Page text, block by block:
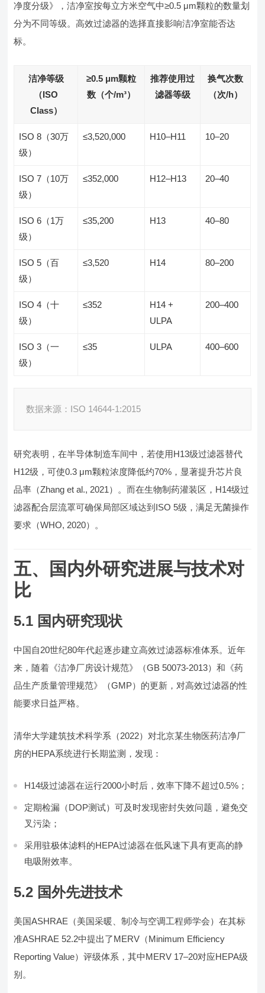
净度分级》，洁净室按每立方米空气中≥0.5 μm颗粒的数量划
分为不同等级。高效过滤器的选择直接影响洁净室能否达
标。
洁净等级
（ISO
Class）
≥0.5 μm颗粒
数（个/m³）
推荐使用过
滤器等级
换气次数
（次/h）
ISO 8（30万
级）
≤3,520,000 H10–H11 10–20
ISO 7（10万
级）
≤352,000 H12–H13 20–40
ISO 6（1万
级）
≤35,200 H13 40–80
ISO 5（百
级）
≤3,520 H14 80–200
ISO 4（十
级）
≤352
H14 +
ULPA
200–400
ISO 3（一
级）
≤35 ULPA 400–600
数据来源：ISO 14644-1:2015
研究表明，在半导体制造车间中，若使用H13级过滤器替代
H12级，可使0.3 μm颗粒浓度降低约70%，显著提升芯片良
品率（Zhang et al., 2021）。而在生物制药灌装区，H14级过
滤器配合层流罩可确保局部区域达到ISO 5级，满足无菌操作
要求（WHO, 2020）。
五、国内外研究进展与技术对
比
5.1 国内研究现状
中国自20世纪80年代起逐步建立高效过滤器标准体系。近年
来，随着《洁净厂房设计规范》（GB 50073-2013）和《药
品生产质量管理规范》（GMP）的更新，对高效过滤器的性
能要求日益严格。
清华大学建筑技术科学系（2022）对北京某生物医药洁净厂
房的HEPA系统进行长期监测，发现：
H14级过滤器在运行2000小时后，效率下降不超过0.5%；
定期检漏（DOP测试）可及时发现密封失效问题，避免交
叉污染；
采用驻极体滤料的HEPA过滤器在低风速下具有更高的静
电吸附效率。
5.2 国外先进技术
美国ASHRAE（美国采暖、制冷与空调工程师学会）在其标
准ASHRAE 52.2中提出了MERV（Minimum Efficiency
Reporting Value）评级体系，其中MERV 17–20对应HEPA级
别。